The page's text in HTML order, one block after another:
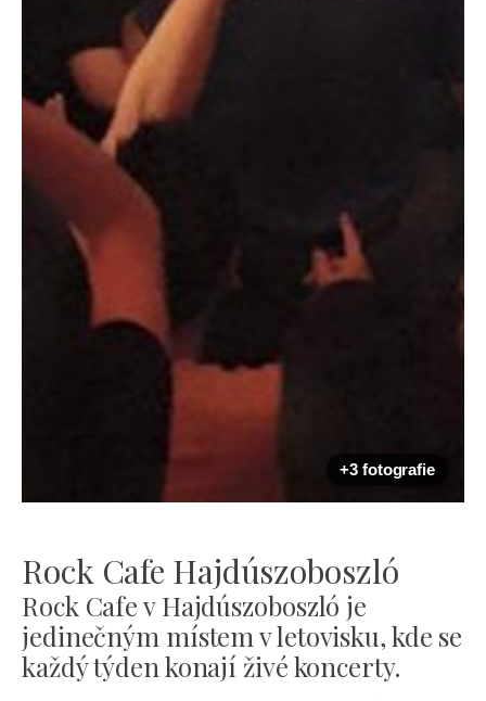
+3 fotografie
Rock Cafe Hajdúszoboszló
Rock Cafe v Hajdúszoboszló je
jedinečným místem v letovisku, kde se
každý týden konají živé koncerty.